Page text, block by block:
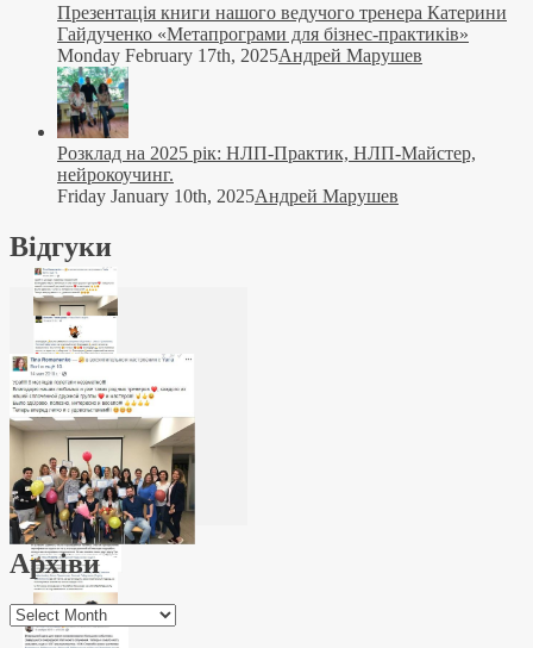
Презентація книги нашого ведучого тренера Катерини
Гайдученко «Метапрограми для бізнес-практиків»
Monday February 17th, 2025Андрей Марушев
Розклад на 2025 рік: НЛП-Практик, НЛП-Майстер,
нейрокоучинг.
Friday January 10th, 2025Андрей Марушев
Відгуки
Архіви
Архіви